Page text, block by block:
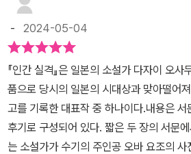
죠. p99를 보면 질 떨어지는 만화를 연재
은 요조가 자신의 작품에 중세 페르시아의
의 표기에 따릅니다)의 시구를 인용하곤 했
마르 하이얌의 작품 세계는 요조 같은 이
지적인데, 그래도 그 특유의 허무주의, 회
을 끌었으리라 짐작해 봅니다. p111에 나
를 평생 동안 괴롭혔던 건 선과 악, 죄와 더
니다. 이 모든 고뇌를 한 번에 떨치려면 시
지 못하며, 거리를 두고,사회에 편입되지
적 관계를 맺었던 세 여자 쓰네코, 시즈코,
성하지 못하는 이유 중 하나였다. 다자이
, 야마자키 도미에와 함께 몸을 던져 스스
지도 모르겠다. 몇번을 더 읽어보게 되는
책 한창 볼때에 기괴한데 계속 보았던 이토
보려고 한다. 이토 준지가 그린 인간실격은
오사무의 다른 책들도 궁금해졌다 무슨 내
야 겠다.
다. 읽기에는 어렵지 않는 문체로 쓰여서 부담 없이 읽을 수 있다. 그
러나 내용이 가볍지 않다. 우울이라는 감정
한다. 이 오리지널 버전은 얇은 책이지만 여
어두운 세상에 던지는 다자이 오사무의 일
대한 연민이라기보다 그 인간 속에 깊이
끝 모를 불안을 저자는 ‘요조’라는 이물을
금, 이 시대가 불안이 판치는 시대다. ‘요조
덮고 있다. 무엇 하나 장밋빛 미래를 보여주
은책 #책읽기 #코너스톤 #컬처블룸 #컬처
- 2024-05-04
『인간 실격』은 일본의 소설가 다자이 오
품으로 당시의 일본의 시대상과 맞아떨어
고를 기록한 대표작 중 하나이다.​내용은
후기로 구성되어 있다. 짧은 두 장의 서문
는 소설가가 수기의 주인공 오바 요조의 사